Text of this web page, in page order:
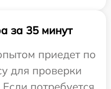
за 35 минут
приедет по
для проверки